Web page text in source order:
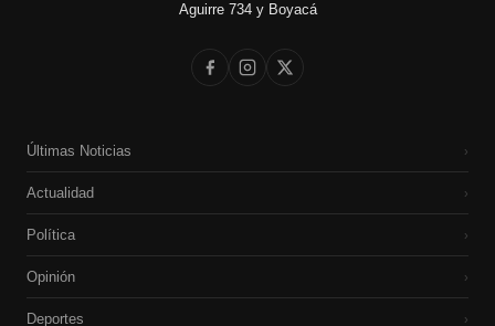
Aguirre 734 y Boyacá
Últimas Noticias ›
Actualidad ›
Política ›
Opinión ›
Deportes ›